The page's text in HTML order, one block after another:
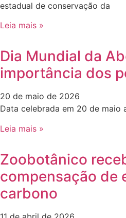
estadual de conservação da
Leia mais »
Dia Mundial da
importância dos
20 de maio de 2026
Data celebrada em 20 de maio
Leia mais »
Zoobotânico
compensação de
carbono